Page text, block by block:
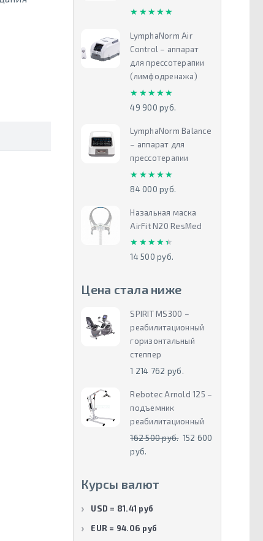
★★★★★
★★★★★
LymphaNorm Air
Control – аппарат
для прессотерапии
(лимфодренажа)
★★★★★
★★★★★
49 900 руб.
LymphaNorm Balance
– аппарат для
прессотерапии
★★★★★
★★★★★
84 000 руб.
Назальная маска
AirFit N20 ResMed
★★★★★
★★★★★
14 500 руб.
Цена стала ниже
SPIRIT MS300 –
реабилитационный
горизонтальный
степпер
1 214 762 руб.
Rebotec Arnold 125 –
подъемник
реабилитационный
162 500 руб. 152 600
руб.
Курсы валют
USD = 81.41 руб
EUR = 94.06 руб